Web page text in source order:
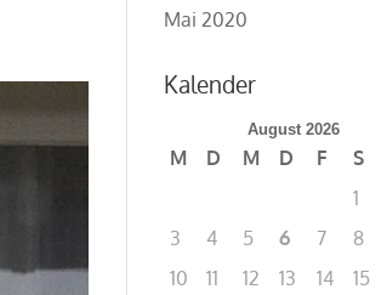
Mai 2020
Kalender
August 2026
M D M D F S
1
3
4 5 6 7 8
10
11 12 13 14 15